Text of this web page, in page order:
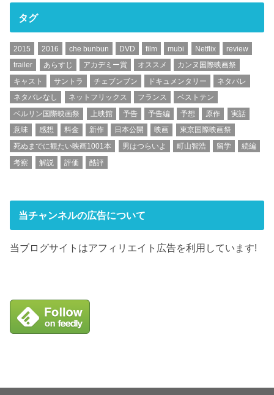
タグ
2015 2016 che bunbun DVD film mubi Netflix
review
trailer
あらすじ アカデミー賞 オススメ
カンヌ国際映画祭
キャスト
サントラ チェブンブン ドキュメンタリー
ネタバレ
ネタバレなし
ネットフリックス フランス
ベストテン
ベルリン国際映画祭
上映館 予告 予告編 予想 原作
実話
意味
感想 料金 新作 日本公開 映画
東京国際映画祭
死ぬまでに観たい映画1001本
男はつらいよ 町山智浩 留学
続編
考察
解説 評価 酷評
当チャンネルの広告について
当ブログサイトはアフィリエイト広告を利用しています!